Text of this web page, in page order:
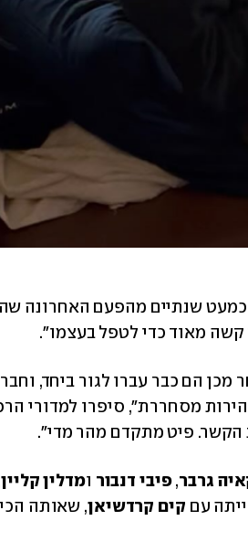
קשה מאוד כדי לטפל בעצמו".
הקשר. פיט מתקדם מהר מדי".
גרבר, פיבי דנבור ומדלין קליין
עם קים קרדשיאן